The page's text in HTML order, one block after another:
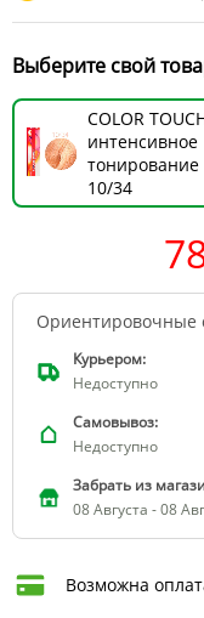
Выберите свой
COLOR
интенсивное
10/34
Ориентировочные
Курьером:
Недоступно
Самовывоз:
Недоступно
Забрать из
08 Августа - 08
Возможна